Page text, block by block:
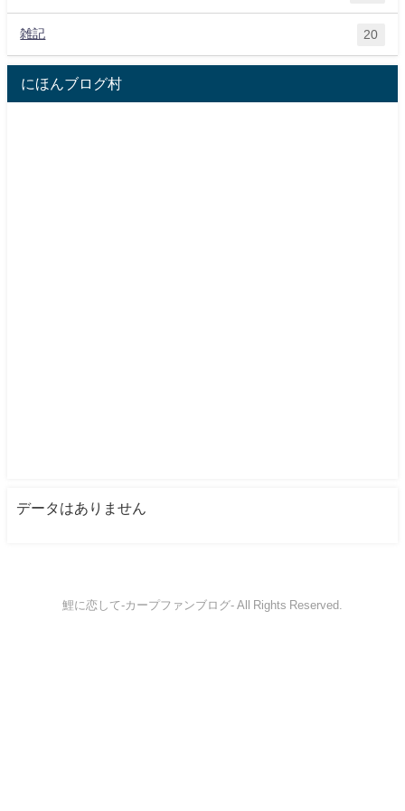
雑記 20
にほんブログ村
データはありません
鯉に恋して-カープファンブログ- All Rights Reserved.